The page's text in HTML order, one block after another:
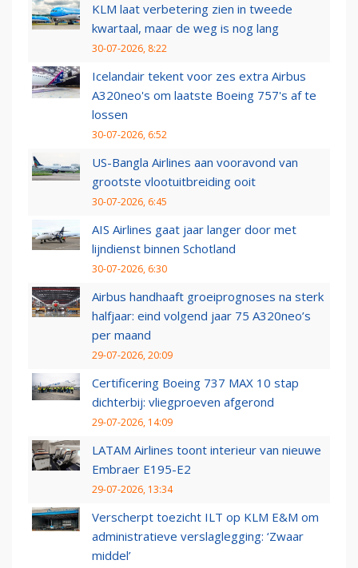
KLM laat verbetering zien in tweede
kwartaal, maar de weg is nog lang
30-07-2026, 8:22
Icelandair tekent voor zes extra Airbus
A320neo's om laatste Boeing 757's af te
lossen
30-07-2026, 6:52
US-Bangla Airlines aan vooravond van
grootste vlootuitbreiding ooit
30-07-2026, 6:45
AIS Airlines gaat jaar langer door met
lijndienst binnen Schotland
30-07-2026, 6:30
Airbus handhaaft groeiprognoses na sterk
halfjaar: eind volgend jaar 75 A320neo’s
per maand
29-07-2026, 20:09
Certificering Boeing 737 MAX 10 stap
dichterbij: vliegproeven afgerond
29-07-2026, 14:09
LATAM Airlines toont interieur van nieuwe
Embraer E195-E2
29-07-2026, 13:34
Verscherpt toezicht ILT op KLM E&M om
administratieve verslaglegging: ‘Zwaar
middel’